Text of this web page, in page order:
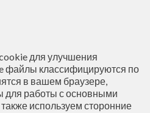
для улучшения
файлы классифицируются по
в вашем браузере,
для работы с основными
используем сторонние